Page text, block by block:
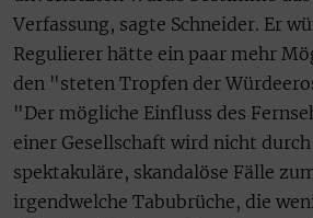
Verfassung, sagte Schneider. Er
Regulierer hätte ein paar mehr
den "steten Tropfen der
"Der mögliche Einfluss des
einer Gesellschaft wird nicht
spektakuläre, skandalöse Fälle
irgendwelche Tabubrüche, die